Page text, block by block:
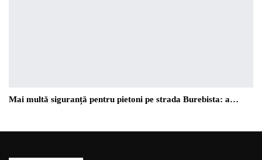
Mai multă siguranță pentru pietoni pe strada Burebista: a…